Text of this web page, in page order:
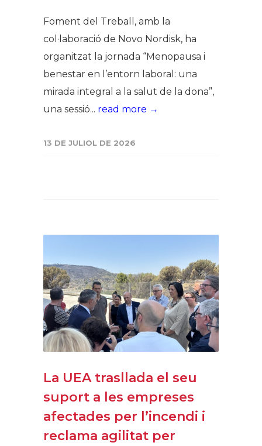
Foment del Treball, amb la
col·laboració de Novo Nordisk, ha
organitzat la jornada “Menopausa i
benestar en l’entorn laboral: una
mirada integral a la salut de la dona”,
una sessió... read more →
13 DE JULIOL DE 2026
La UEA trasllada el seu
suport a les empreses
afectades per l’incendi i
reclama agilitat per